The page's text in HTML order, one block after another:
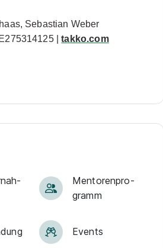
Sebastian Weber
|takko.com
Men­to­ren­pro­
gramm
Events